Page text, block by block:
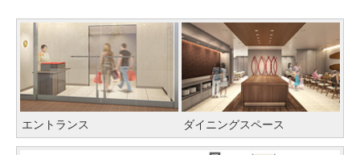
エントランス ダイニングスペース